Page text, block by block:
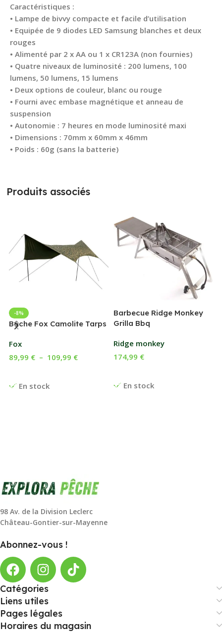
Caractéristiques :
• Lampe de bivvy compacte et facile d’utilisation
• Equipée de 9 diodes LED Samsung blanches et deux
rouges
• Alimenté par 2 x AA ou 1 x CR123A (non fournies)
• Quatre niveaux de luminosité : 200 lumens, 100
lumens, 50 lumens, 15 lumens
• Deux options de couleur, blanc ou rouge
• Fourni avec embase magnétique et anneau de
suspension
• Autonomie : 7 heures en mode luminosité maxi
• Dimensions : 70mm x 60mm x 46mm
• Poids : 60g (sans la batterie)
Produits associés
-8%
Bâche Fox Camolite Tarps
Fox
En stock
89,99 € – 109,99 €
Barbecue Ridge Monkey
Grilla Bbq
Ridge monkey
En stock
174,99 €
98 Av. de la Division Leclerc
Château-Gontier-sur-Mayenne
Abonnez-vous !
Catégories
Liens utiles
Pages légales
Horaires du magasin